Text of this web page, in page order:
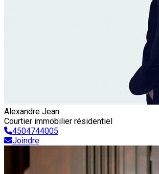
Alexandre Jean
Courtier immobilier résidentiel
4504744005
Joindre